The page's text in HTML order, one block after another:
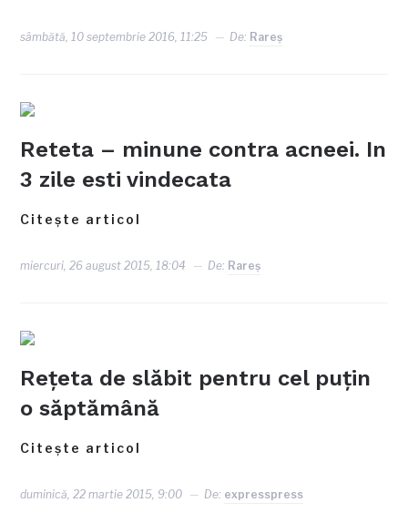
sâmbătă, 10 septembrie 2016, 11:25 De: Rareş
Reteta – minune contra acneei. In
3 zile esti vindecata
Citește articol
miercuri, 26 august 2015, 18:04 De: Rareş
Reţeta de slăbit pentru cel puţin
o săptămână
Citește articol
duminică, 22 martie 2015, 9:00 De: expresspress